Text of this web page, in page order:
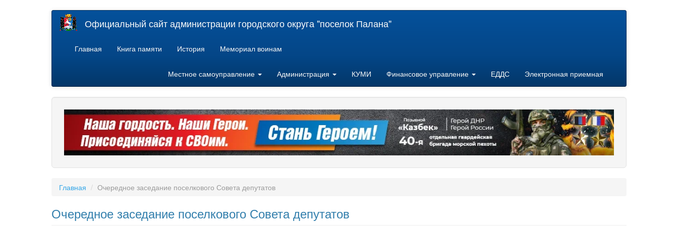
Официальный сайт администрации городского округа "поселок Палана"
Главная Книга памяти История Мемориал воинам
Местное самоуправление Администрация КУМИ Финансовое управление ЕДДС Электронная приемная
Главная Очередное заседание поселкового Совета депутатов
Очередное заседание поселкового Совета депутатов